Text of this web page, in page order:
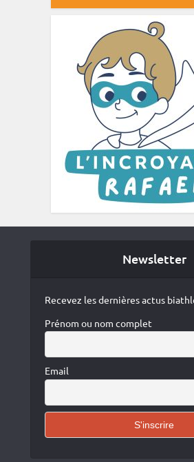
Newsletter
Recevez les dernières actus
Prénom ou nom complet
Email